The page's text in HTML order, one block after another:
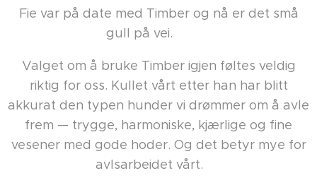
Fie var på date med Timber og nå er det små
gull på vei. 🩷🧡
Valget om å bruke Timber igjen føltes veldig
riktig for oss. Kullet vårt etter han har blitt
akkurat den typen hunder vi drømmer om å avle
frem — trygge, harmoniske, kjærlige og fine
vesener med gode hoder. Og det betyr mye for
avlsarbeidet vårt. 🐶